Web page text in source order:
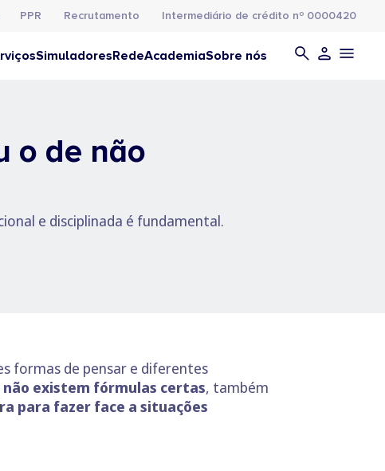
PPR Recrutamento Intermediário de crédito nº 0000420
SimuladoresRedeAcademiaSobre nós
o de não
e disciplinada é fundamental.
formas de pensar e diferentes
não existem fórmulas certas, também
para fazer face a situações